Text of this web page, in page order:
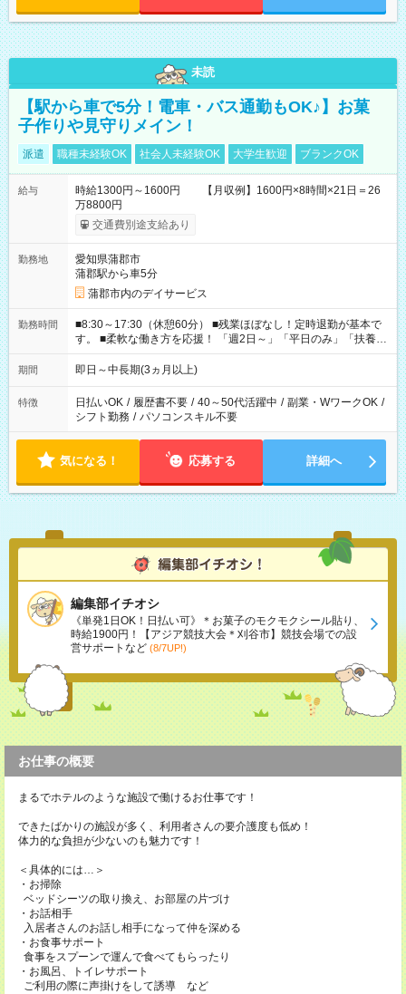
未読
【駅から車で5分！電車・バス通勤もOK♪】お菓
子作りや見守りメイン！
派遣 職種未経験OK 社会人未経験OK 大学生歓迎 ブランクOK
給与
時給1300円～1600円 【月収例】1600円×8時間×21日＝26
万8800円
交通費別途支給あり
勤務地
愛知県蒲郡市
蒲郡駅から車5分
蒲郡市内のデイサービス
勤務時間
■8:30～17:30（休憩60分） ■残業ほぼなし！定時退勤が基本で
す。 ■柔軟な働き方を応援！ 「週2日～」「平日のみ」「扶養内
勤務」など、あなたの生活に合わせた相談が可能。 無理な連勤
もありませんので、自分のペースを大切にしながら、長く安心
保できるため、主婦（夫）の方も無理なく続けていただけま
す。
期間 即日～中長期(3ヵ月以上)
特徴 日払いOK / 履歴書不要 / 40～50代活躍中 / 副業・WワークOK /
シフト勤務 / パソコンスキル不要
気になる！ 応募する 詳細へ
編集部イチオシ
《単発1日OK！日払い可》＊お菓子のモクモクシール貼り、
時給1900円！【アジア競技大会＊刈谷市】競技会場での設
営サポートなど (8/7UP!)
お仕事の概要
まるでホテルのような施設で働けるお仕事です！
できたばかりの施設が多く、利用者さんの要介護度も低め！
体力的な負担が少ないのも魅力です！
＜具体的には…＞
・お掃除
ベッドシーツの取り換え、お部屋の片づけ
・お話相手
入居者さんのお話し相手になって仲を深める
・お食事サポート
食事をスプーンで運んで食べてもらったり
・お風呂、トイレサポート
ご利用の際に声掛けをして誘導 など